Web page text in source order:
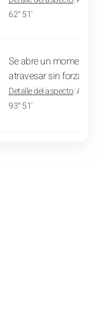
62° 51'
Se abre un momento
atravesar sin forzar.
Detalle del aspecto: A eso
93° 51'